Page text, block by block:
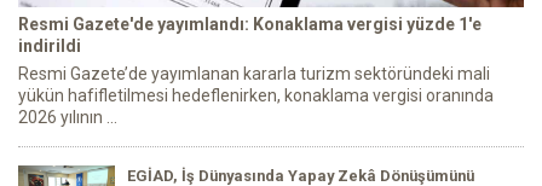
Resmi Gazete'de yayımlandı: Konaklama vergisi yüzde 1'e
indirildi
Resmi Gazete’de yayımlanan kararla turizm sektöründeki mali
yükün hafifletilmesi hedeflenirken, konaklama vergisi oranında
2026 yılının ...
EGİAD, İş Dünyasında Yapay Zekâ Dönüşümünü